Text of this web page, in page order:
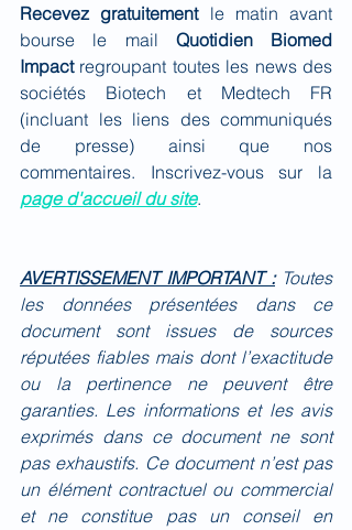
Recevez gratuitement le matin avant
bourse le mail Quotidien Biomed
Impact regroupant toutes les news des
sociétés Biotech et Medtech FR
(incluant les liens des communiqués
de presse) ainsi que nos
page d'accueil du site.
AVERTISSEMENT IMPORTANT : Toutes
les données présentées dans ce
document sont issues de sources
réputées fiables mais dont l’exactitude
ou la pertinence ne peuvent être
garanties. Les informations et les avis
exprimés dans ce document ne sont
pas exhaustifs. Ce document n’est pas
un élément contractuel ou commercial
et ne constitue pas un conseil en